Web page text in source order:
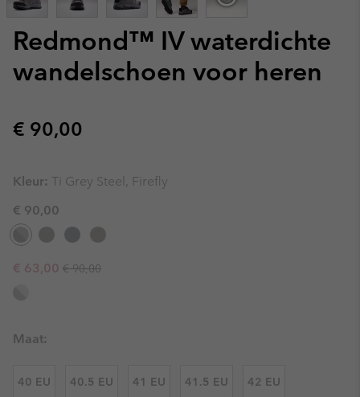
Redmond™ IV waterdichte
wandelschoen voor heren
Regular price:
€ 90,00
Kleur: Ti Grey Steel, Firefly
€ 90,00
Sale price:
€ 63,00 Regular price:
€ 90,00
Maat:
40 EU 40.5 EU 41 EU 41.5 EU 42 EU